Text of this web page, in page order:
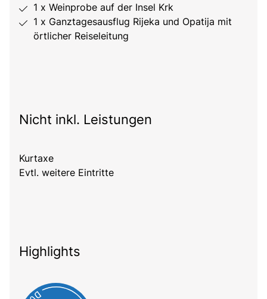
1 x Weinprobe auf der Insel Krk
1 x Ganztagesausflug Rijeka und Opatija mit
örtlicher Reiseleitung
Nicht inkl. Leistungen
Kurtaxe
Evtl. weitere Eintritte
Highlights